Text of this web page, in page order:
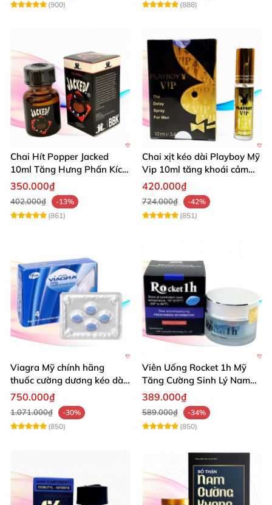
(900)
(888)
Chai Hít Popper Jacked
10ml Tăng Hưng Phấn Kích
Thích Mạnh Mẽ
350.000₫
402.000₫
-13%
(861)
Chai xịt kéo dài Playboy Mỹ
Vip 10ml tăng khoái cảm
nam
420.000₫
724.000₫
-42%
(851)
Viagra Mỹ chính hãng
thuốc cường dương kéo dài
thời gian hiệu quả cho Nam
750.000₫
1.071.000₫
-30%
(850)
Viên Uống Rocket 1h Mỹ
Tăng Cường Sinh Lý Nam
Hỗ Trợ Mạnh
389.000₫
589.000₫
-34%
(850)